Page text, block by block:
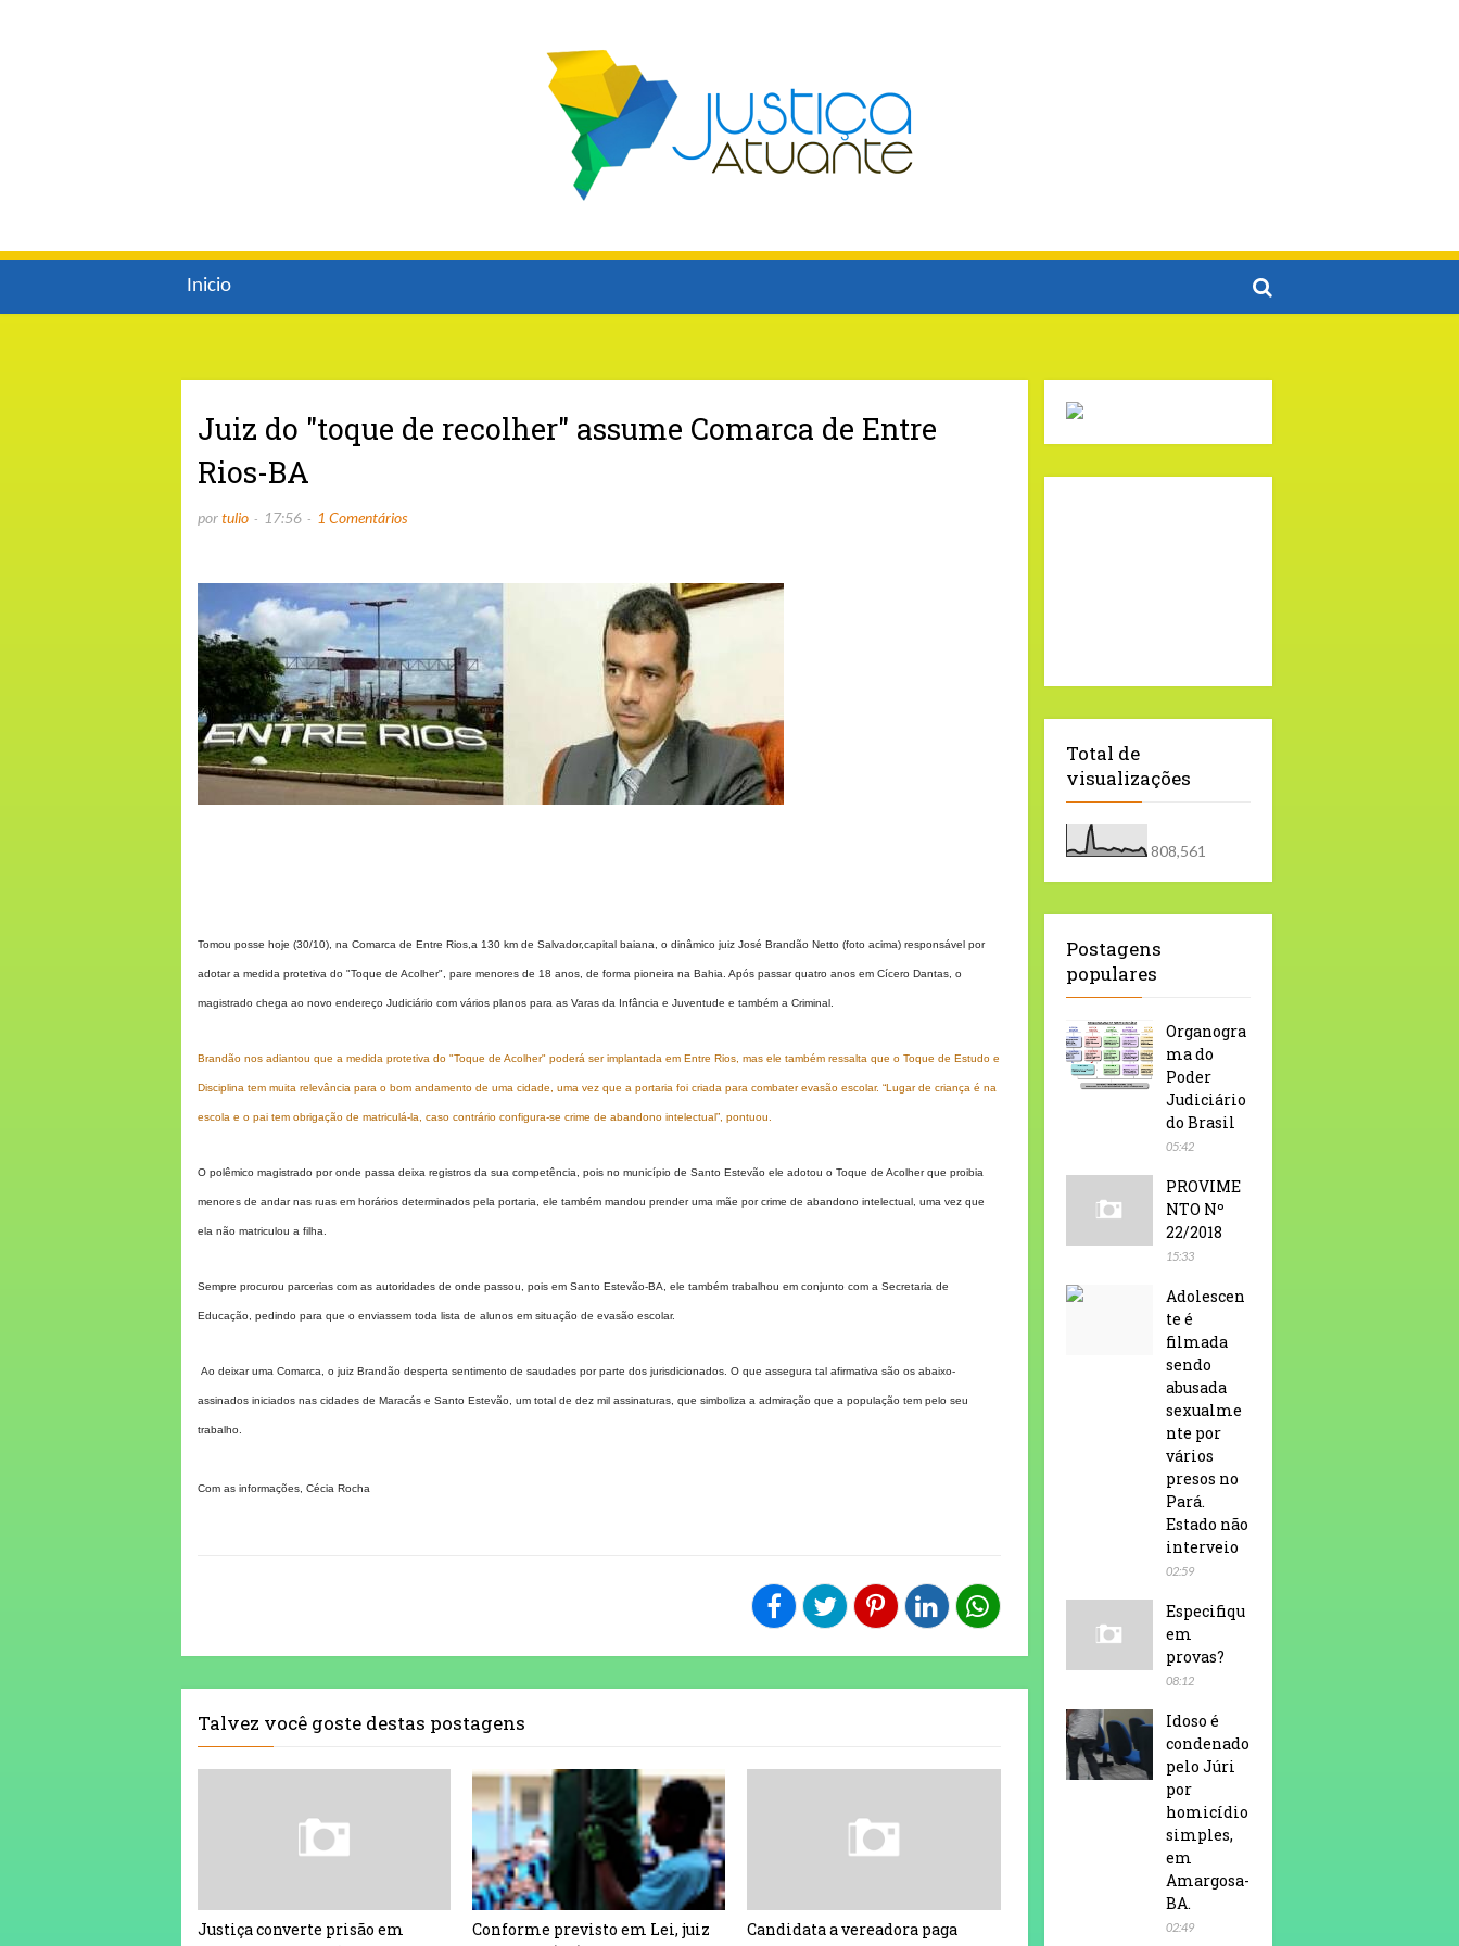
Inicio
Juiz do "toque de recolher" assume Comarca de Entre
Rios-BA
portulio 17:56 1 Comentários
Tomou posse hoje (30/10), na Comarca de Entre Rios,a 130 km de Salvador,capital baiana, o dinâmico juiz José Brandão Netto (foto acima) responsável por
adotar a medida protetiva do "Toque de Acolher", pare menores de 18 anos, de forma pioneira na Bahia. Após passar quatro anos em Cícero Dantas, o
magistrado chega ao novo endereço Judiciário com vários planos para as Varas da Infância e Juventude e também a Criminal.
Brandão nos adiantou que a medida protetiva do "Toque de Acolher" poderá ser implantada em Entre Rios, mas ele também ressalta que o Toque de Estudo e
Disciplina tem muita relevância para o bom andamento de uma cidade, uma vez que a portaria foi criada para combater evasão escolar. “Lugar de criança é na
escola e o pai tem obrigação de matriculá-la, caso contrário configura-se crime de abandono intelectual”, pontuou.
O polêmico magistrado por onde passa deixa registros da sua competência, pois no município de Santo Estevão ele adotou o Toque de Acolher que proibia
menores de andar nas ruas em horários determinados pela portaria, ele também mandou prender uma mãe por crime de abandono intelectual, uma vez que
ela não matriculou a filha.
Sempre procurou parcerias com as autoridades de onde passou, pois em Santo Estevão-BA, ele também trabalhou em conjunto com a Secretaria de
Educação, pedindo para que o enviassem toda lista de alunos em situação de evasão escolar.
Ao deixar uma Comarca, o juiz Brandão desperta sentimento de saudades por parte dos jurisdicionados. O que assegura tal afirmativa são os abaixo-
assinados iniciados nas cidades de Maracás e Santo Estevão, um total de dez mil assinaturas, que simboliza a admiração que a população tem pelo seu
trabalho.
Com as informações, Cécia Rocha
Talvez você goste destas postagens
Justiça converte prisão em
Conforme previsto em Lei, juiz
Candidata a vereadora paga
Total de
visualizações
808,561
Postagens
populares
Organogra
ma do
Poder
Judiciário
do Brasil
05:42
PROVIME
NTO Nº
22/2018
15:33
Adolescen
te é
filmada
sendo
abusada
sexualme
nte por
vários
presos no
Pará.
Estado não
interveio
02:59
Especifiqu
em
provas?
08:12
Idoso é
condenado
pelo Júri
por
homicídio
simples,
em
Amargosa-
BA.
02:49